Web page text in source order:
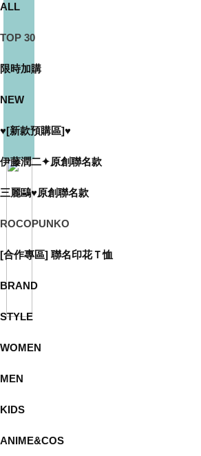
ALL
TOP 30
限時加購
NEW
♥[新款預購區]♥
伊藤潤二✦原創聯名款
三麗鷗♥原創聯名款
ROCOPUNKO
[合作專區] 聯名印花Ｔ恤
BRAND
STYLE
WOMEN
MEN
KIDS
ANIME&COS